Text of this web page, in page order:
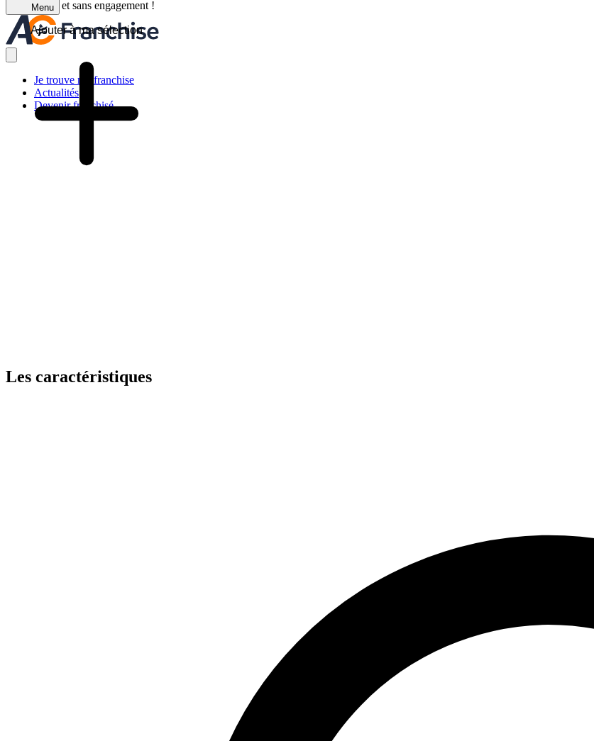
Menu
Je trouve ma franchise
Actualités
Devenir franchisé
C'est gratuit et sans engagement !
Ajouter à ma sélection
Les caractéristiques